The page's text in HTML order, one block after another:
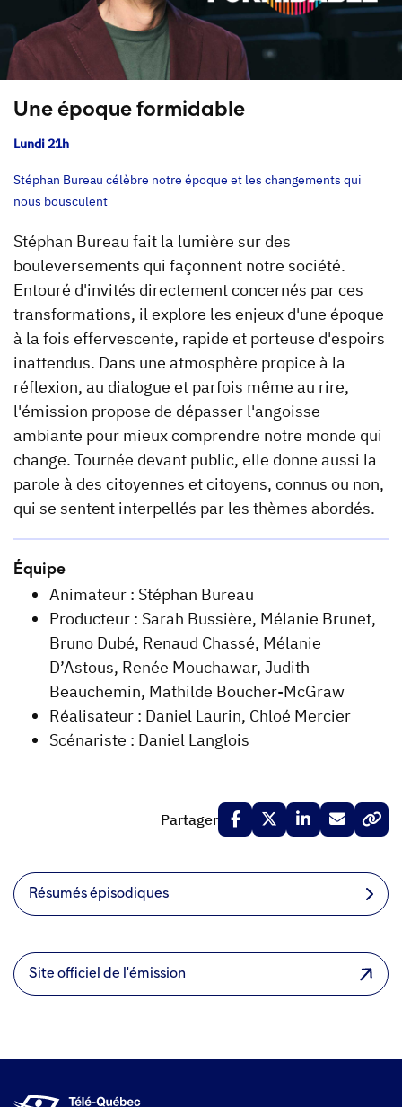
Une époque formidable
Lundi 21h
Stéphan Bureau célèbre notre époque et les changements qui
nous bousculent
Stéphan Bureau fait la lumière sur des
bouleversements qui façonnent notre société.
Entouré d'invités directement concernés par ces
transformations, il explore les enjeux d'une époque
à la fois effervescente, rapide et porteuse d'espoirs
inattendus. Dans une atmosphère propice à la
réflexion, au dialogue et parfois même au rire,
l'émission propose de dépasser l'angoisse
ambiante pour mieux comprendre notre monde qui
change. Tournée devant public, elle donne aussi la
parole à des citoyennes et citoyens, connus ou non,
qui se sentent interpellés par les thèmes abordés.
Équipe
Animateur : Stéphan Bureau
Producteur : Sarah Bussière, Mélanie Brunet,
Bruno Dubé, Renaud Chassé, Mélanie
D’Astous, Renée Mouchawar, Judith
Beauchemin, Mathilde Boucher-McGraw
Réalisateur : Daniel Laurin, Chloé Mercier
Scénariste : Daniel Langlois
Partager
Résumés épisodiques
Site officiel de l'émission